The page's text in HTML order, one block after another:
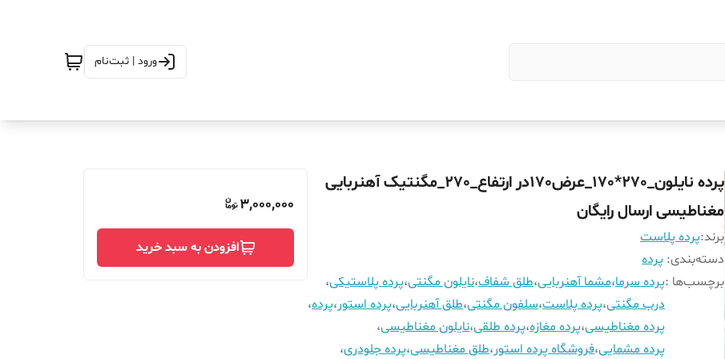
ورود | ثبت‌نام
پرده نایلون_270*170_عرض170در ارتفاع_270_مگنتیک آهنربایی
مغناطیسی ارسال رایگان
برند:پرده پلاست
دسته‌بندی: پرده
برچسب‌ها :پرده سرما،مشما آهنربایی،طلق شفاف،نایلون مگنتی،پرده پلاستیکی،
درب مگنتی،پرده پلاست،سلفون مگنتی،طلق آهنربایی،پرده استور،پرده،
پرده مغناطیسی،پرده مغازه،پرده طلقی،نایلون مغناطیسی،
پرده مشمایی،فروشگاه پرده استور،طلق مغناطیسی،پرده جلودری،
3,000,000
افزودن به سبد خرید